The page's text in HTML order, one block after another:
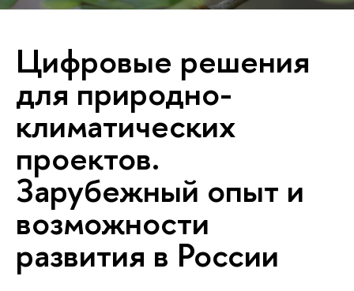
Цифровые решения
для природно-
климатических
проектов.
Зарубежный опыт и
возможности
развития в России